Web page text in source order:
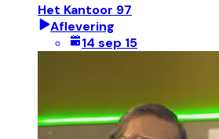
Het Kantoor 97
Aflevering
14 sep 15